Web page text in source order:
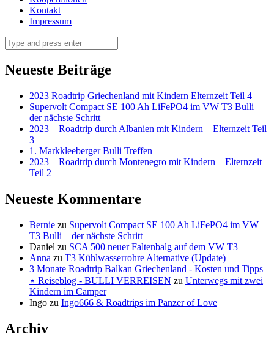
Kontakt
Impressum
Search
Neueste Beiträge
2023 Roadtrip Griechenland mit Kindern Elternzeit Teil 4
Supervolt Compact SE 100 Ah LiFePO4 im VW T3 Bulli –
der nächste Schritt
2023 – Roadtrip durch Albanien mit Kindern – Elternzeit Teil
3
1. Markkleeberger Bulli Treffen
2023 – Roadtrip durch Montenegro mit Kindern – Elternzeit
Teil 2
Neueste Kommentare
Bernie zu Supervolt Compact SE 100 Ah LiFePO4 im VW
T3 Bulli – der nächste Schritt
Daniel zu SCA 500 neuer Faltenbalg auf dem VW T3
Anna zu T3 Kühlwasserrohre Alternative (Update)
3 Monate Roadtrip Balkan Griechenland - Kosten und Tipps
⋆ Reiseblog - BULLI VERREISEN zu Unterwegs mit zwei
Kindern im Camper
Ingo zu Ingo666 & Roadtrips im Panzer of Love
Archiv